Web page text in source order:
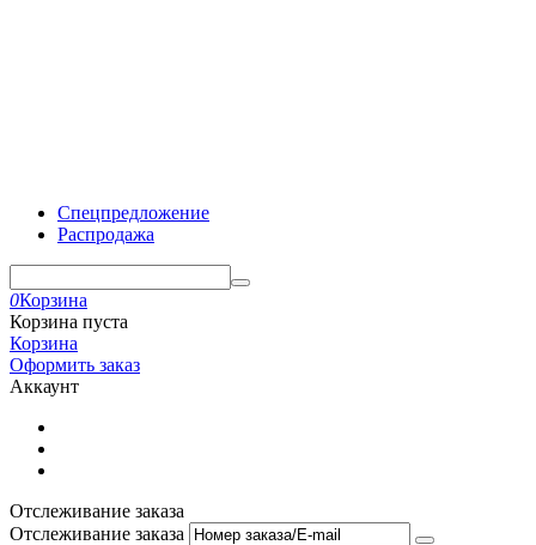
Спецпредложение
Распродажа
0Корзина
Корзина пуста
Корзина
Оформить заказ
Аккаунт
Отслеживание заказа
Отслеживание заказа